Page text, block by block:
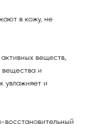
в кожу, не
веществ,
вещества и
увлажняет и
восстановительный